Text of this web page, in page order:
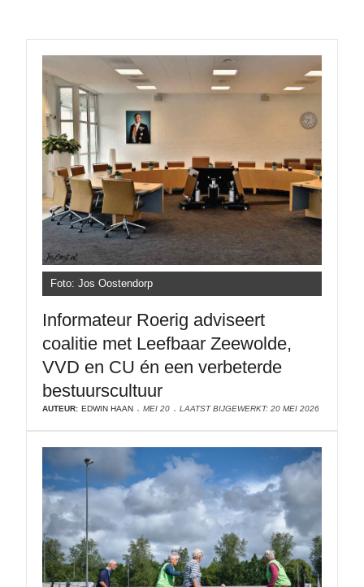
Foto: Jos Oostendorp
Informateur Roerig adviseert
coalitie met Leefbaar Zeewolde,
VVD en CU én een verbeterde
bestuurscultuur
AUTEUR: EDWIN HAAN MEI 20 LAATST BIJGEWERKT: 20 MEI 2026